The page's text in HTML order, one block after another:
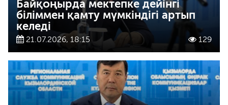
Байқоңырда мектепке дейінгі
біліммен қамту мүмкіндігі артып
келеді
21.07.2026, 18:15 129